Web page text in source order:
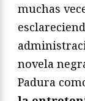
muchas
novela
Padura